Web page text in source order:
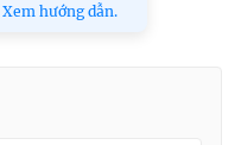
Xem hướng dẫn.